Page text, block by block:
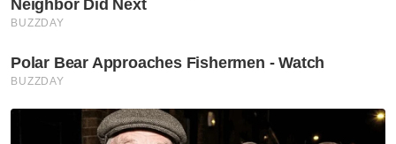
Pengiran Aidil, Zaidatul Husniah ungguli 200m
Kes pukul setengah mati: Tujuh lelaki, seorang
wanita ditahan
Malaysia